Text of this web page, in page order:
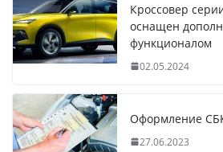
Кроссовер
оснащен
функционалом
02.05.2024
Оформление
27.06.2023